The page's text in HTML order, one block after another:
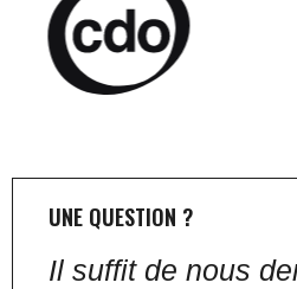
UNE QUESTION ?
Il suffit de nous